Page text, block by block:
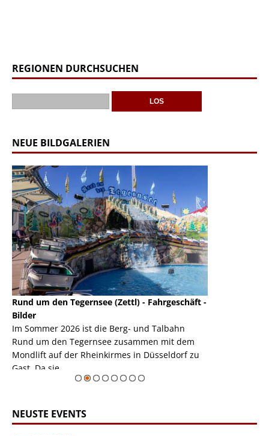
REGIONEN DURCHSUCHEN
NEUE BILDGALERIEN
Rund um den Tegernsee (Zettl) - Fahrgeschäft -
Bilder
Im Sommer 2026 ist die Berg- und Talbahn
Rund um den Tegernsee zusammen mit dem
Mondlift auf der Rheinkirmes in Düsseldorf zu
Gast. Da sie ...
NEUSTE EVENTS